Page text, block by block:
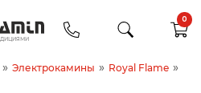
0
» Электрокамины » Royal Flame »